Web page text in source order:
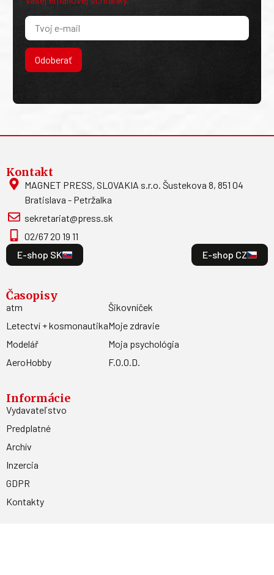
Odoberať
Kontakt
MAGNET PRESS, SLOVAKIA s.r.o. Šustekova 8, 851 04
Bratislava - Petržalka
sekretariat@press.sk
02/67 20 19 11
E-shop SK
E-shop CZ
Časopisy
atm
Letectví + kosmonautika
Modelář
AeroHobby
Šikovníček
Moje zdravie
Moja psychológia
F.O.O.D.
Informácie
Vydavateľstvo
Predplatné
Archív
Inzercia
GDPR
Kontakty